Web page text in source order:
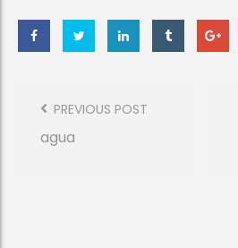
Navigation
PREVIOUS POST
agua